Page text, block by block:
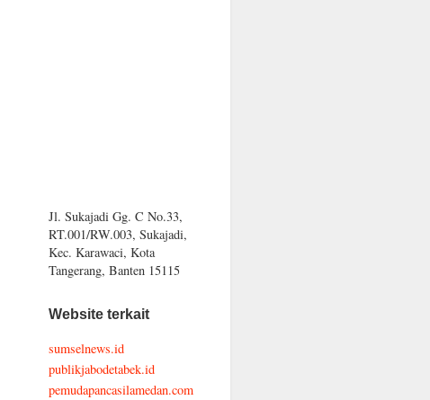
Jl. Sukajadi Gg. C No.33,
RT.001/RW.003, Sukajadi,
Kec. Karawaci, Kota
Tangerang, Banten 15115
Website terkait
sumselnews.id
publikjabodetabek.id
pemudapancasilamedan.com